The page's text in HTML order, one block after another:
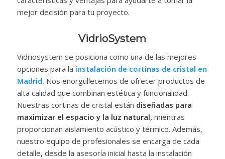
mejor decisión para tu proyecto.
VidrioSystem
Vidriosystem se posiciona como una de las mejores
opciones para la instalación de cortinas de cristal en
Madrid. Nos enorgullecemos de ofrecer productos de
alta calidad que combinan estética y funcionalidad.
Nuestras cortinas de cristal están diseñadas para
maximizar el espacio y la luz natural, mientras
proporcionan aislamiento acústico y térmico. Además,
nuestro equipo de profesionales se encarga de cada
detalle, desde la asesoría inicial hasta la instalación